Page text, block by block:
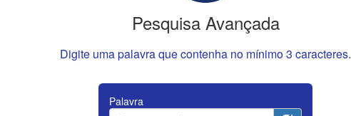
Pesquisa Avançada
Digite uma palavra que contenha no mínimo 3 caracteres.
Palavra